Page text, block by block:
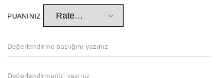
PUANINIZ